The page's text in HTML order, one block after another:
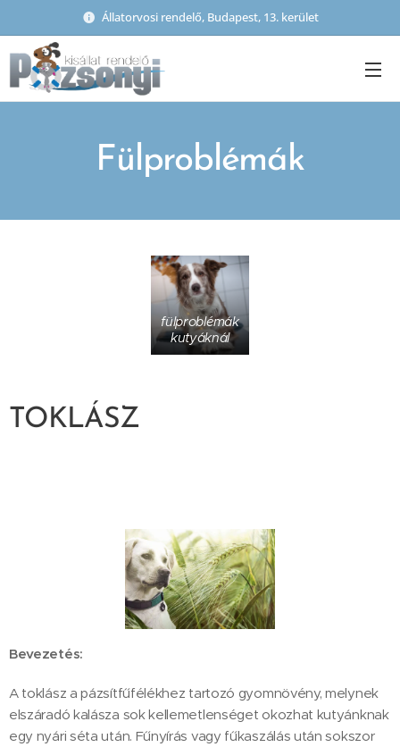
Állatorvosi rendelő, Budapest, 13. kerület
Fülproblémák
fülproblémák
kutyáknál
TOKLÁSZ
Bevezetés:
A toklász a pázsítfűfélékhez tartozó gyomnövény, melynek
elszáradó kalásza sok kellemetlenséget okozhat kutyánknak
egy nyári séta után. Fűnyírás vagy fűkaszálás után sokszor